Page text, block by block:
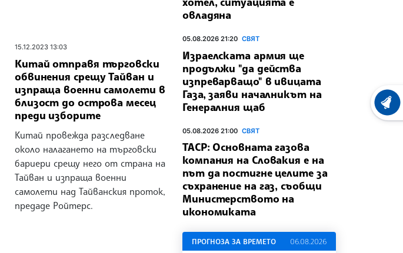
15.12.2023 13:03
Китай отправя търговски
обвинения срещу Тайван и
изпраща военни самолети в
близост до острова месец
преди изборите
Китай провежда разследване
около налагането на търговски
бариери срещу него от страна на
Тайван и изпраща военни
самолети над Тайванския проток,
предаде Ройтерс.
овладяна
05.08.2026 21:20 СВЯТ
Израелската армия ще
продължи "да действа
изпреварващо" в ивицата
Газа, заяви началникът на
Генералния щаб
05.08.2026 21:00 СВЯТ
ТАСР: Основната газова
компания на Словакия е на
път да постигне целите за
съхранение на газ, съобщи
Министерството на
икономиката
ПРОГНОЗА ЗА ВРЕМЕТО 06.08.2026